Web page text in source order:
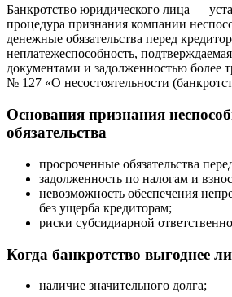
Банкротство юридического лица —
процедура признания компании
денежные обязательства перед
неплатежеспособность,
документами и задолженностью более
№ 127 «О несостоятельности
Основания признания
обязательства
просроченные обязательства
задолженность по налогам и
невозможность обеспечения
без ущерба кредиторам;
риски субсидиарной
Когда банкротство выгоднее
наличие значительного долга;